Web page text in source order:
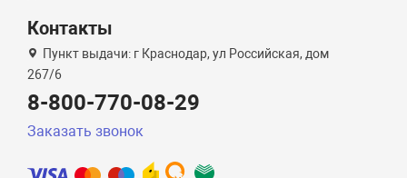
Контакты
Пункт выдачи: г Краснодар, ул Российская, дом
267/6
8-800-770-08-29
Заказать звонок